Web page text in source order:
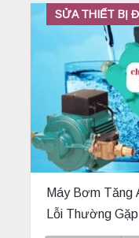
SỬA THIẾT BỊ
Máy Bơm Tăng
Lỗi Thường Gặp